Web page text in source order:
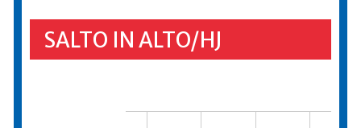
SALTO IN ALTO/HJ